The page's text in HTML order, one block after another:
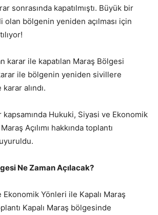
sonrasında kapatılmıştı. Büyük bir
bölgenin yeniden açılması için
karar ile kapatılan Maraş Bölgesi
ile bölgenin yeniden sivillere
alındı.
Hukuki, Siyasi ve Ekonomik
Açılımı hakkında toplantı
Ne Zaman Açılacak?
Ekonomik Yönleri ile Kapalı Maraş
Kapalı Maraş bölgesinde